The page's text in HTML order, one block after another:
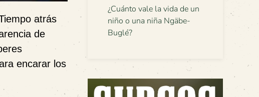
atrás
de
encarar los
¿Cuánto vale la vida de un
niño o una niña Ngäbe-
Buglé?